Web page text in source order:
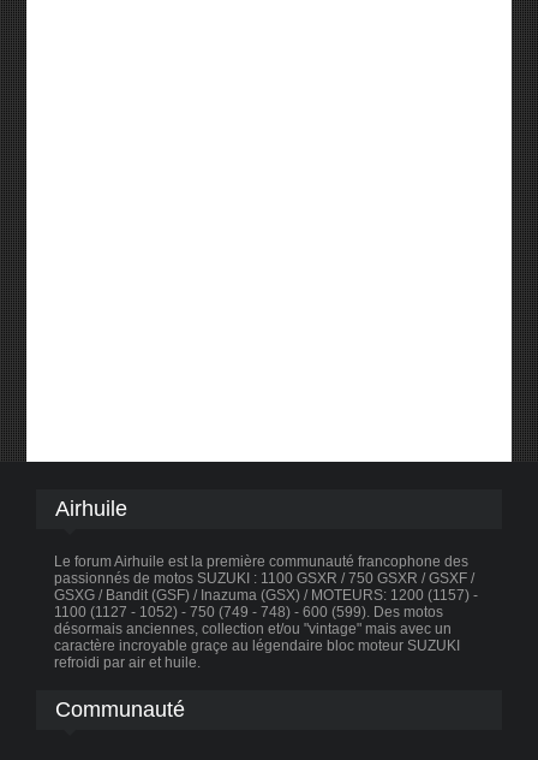
Airhuile
Le forum Airhuile est la première communauté francophone des
passionnés de motos SUZUKI : 1100 GSXR / 750 GSXR / GSXF /
GSXG / Bandit (GSF) / Inazuma (GSX) / MOTEURS: 1200 (1157) -
1100 (1127 - 1052) - 750 (749 - 748) - 600 (599). Des motos
désormais anciennes, collection et/ou "vintage" mais avec un
caractère incroyable graçe au légendaire bloc moteur SUZUKI
refroidi par air et huile.
Communauté